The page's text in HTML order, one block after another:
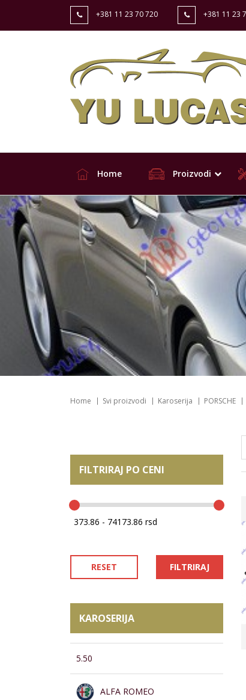
+381 11 23 70 720 +381 11 23
Home Proizvodi
Home Svi proizvodi Karoserija PORSCHE
FILTRIRAJ PO CENI
RESET FILTRIRAJ
KAROSERIJA
5.50
ALFA ROMEO